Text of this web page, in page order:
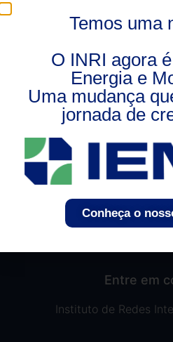
(Aneel). Enquanto, em 2018,
instalações nas próprias
desses novos sistemas, hoje […]
Entre em
Instituto de Redes
Temos uma
O INRI agora
Energia e
Uma mudança
jornada de
Conheça o